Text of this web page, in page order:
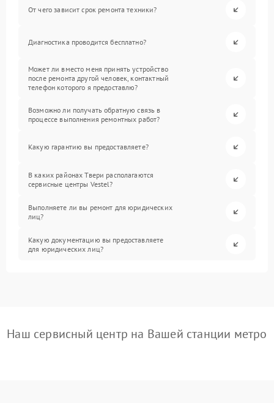
От чего зависит срок ремонта техники?
Диагностика проводится бесплатно?
Может ли вместо меня принять устройство
после ремонта другой человек, контактный
телефон которого я предоставлю?
Возможно ли получать обратную связь в
процессе выполнения ремонтных работ?
Какую гарантию вы предоставляете?
В каких районах Твери располагаются
сервисные центры Vestel?
Выполняете ли вы ремонт для юридических
лиц?
Какую документацию вы предоставляете
для юридических лиц?
Наш сервисный центр на Вашей станции метро